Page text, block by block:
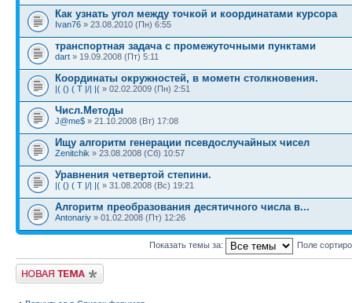
Как узнать угол между точкой и координатами курсора
Ivan76 » 23.08.2010 (Пн) 6:55
транспортная задача с промежуточными пунктами
dart » 19.09.2008 (Пт) 5:11
Координаты окружностей, в мометн столкновения.
|( () ( T |/| |( » 02.02.2009 (Пн) 2:51
Числ.Методы
J@me$ » 21.10.2008 (Вт) 17:08
Ищу алгоритм генерации псевдослучайных чисел
Zenitchik » 23.08.2008 (Сб) 10:57
Уравнения четвертой степини.
|( () ( T |/| |( » 31.08.2008 (Вс) 19:21
Алгоритм преобразования десятичного числа в...
Antonariy » 01.02.2008 (Пт) 12:26
Показать темы за: Поле
Новая тема